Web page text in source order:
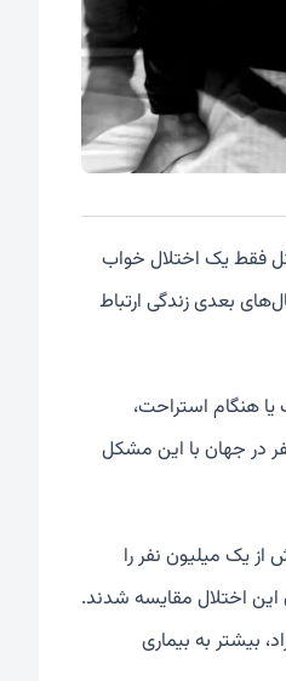
فقط یک اختلال خواب
بعدی زندگی ارتباط
هنگام استراحت،
در جهان با این مشکل
یک میلیون نفر را
بدون این اختلال مقایسه شدند.
ساله و در مقایسه با سایر افراد، بیشتر به بیماری